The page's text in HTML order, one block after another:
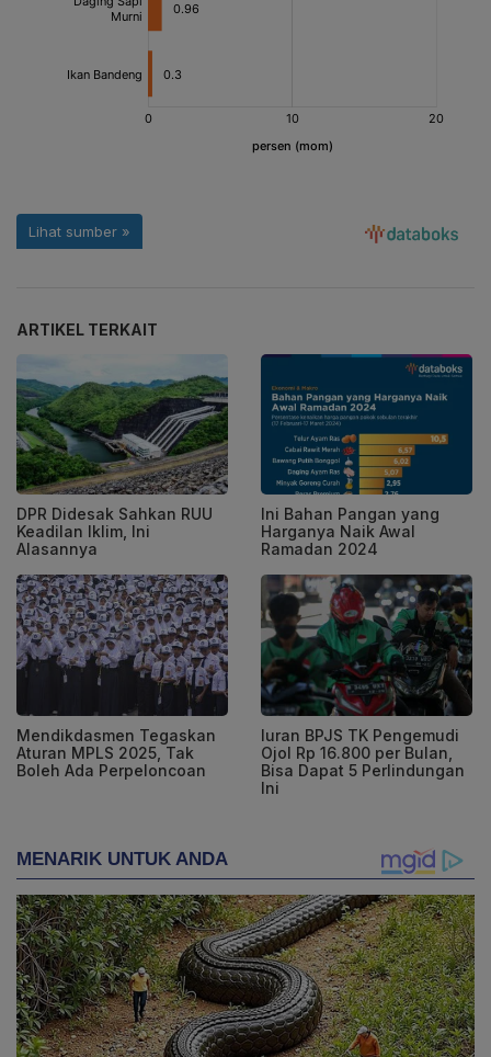
ARTIKEL TERKAIT
DPR Didesak Sahkan RUU
Keadilan Iklim, Ini
Alasannya
Ini Bahan Pangan yang
Harganya Naik Awal
Ramadan 2024
Mendikdasmen Tegaskan
Aturan MPLS 2025, Tak
Boleh Ada Perpeloncoan
Iuran BPJS TK Pengemudi
Ojol Rp 16.800 per Bulan,
Bisa Dapat 5 Perlindungan
Ini